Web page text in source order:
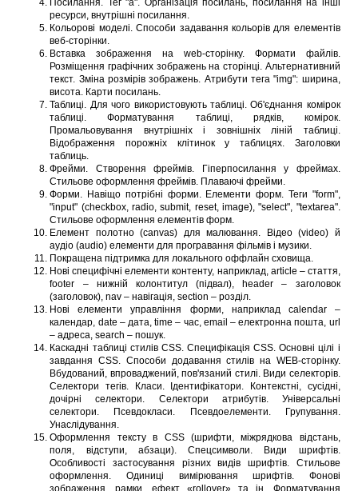
Посилання. Тег "a". Організація посилань, посилання на інші
ресурси, внутрішні посилання.
Кольорові моделі. Способи задавання кольорів для елементів
веб-сторінки.
Вставка зображення на web-сторінку. Формати файлів.
Розміщення графічних зображень на сторінці. Альтернативний
текст. Зміна розмірів зображень. Атрибути тега "img": ширина,
висота. Карти посилань.
Таблиці. Для чого використовують таблиці. Об'єднання комірок
таблиці. Форматування таблиці, рядків, комірок.
Промальовування внутрішніх і зовнішніх ліній таблиці.
Відображення порожніх клітинок у таблицях. Заголовки
таблиць.
Фрейми. Створення фреймів. Гіперпосилання у фреймах.
Стильове оформлення фреймів. Плаваючі фрейми.
Форми. Навіщо потрібні форми. Елементи форм. Теги "form",
"input" (checkbox, radio, submit, reset, image), "select", "textarea".
Стильове оформлення елементів форм.
Елемент полотно (canvas) для малювання. Відео (video) й
аудіо (audio) елементи для програвання фільмів і музики.
Покращена підтримка для локального оффлайн сховища.
Нові специфічні елементи контенту, наприклад, article – стаття,
footer – нижній колонтитул (підвал), header – заголовок
(заголовок), nav – навігація, section – розділ.
Нові елементи управління форми, наприклад calendar –
календар, date – дата, time – час, email – електронна пошта, url
– адреса, search – пошук.
Каскадні таблиці стилів CSS. Специфікація CSS. Основні цілі і
завдання CSS. Способи додавання стилів на WEB-сторінку.
Вбудований, впроваджений, пов'язаний стилі. Види селекторів.
Селектори тегів. Класи. Ідентифікатори. Контекстні, сусідні,
дочірні селектори. Селектори атрибутів. Універсальні
селектори. Псевдокласи. Псевдоелементи. Групування.
Унаслідування.
Оформлення тексту в CSS (шрифти, міжрядкова відстань,
поля, відступи, абзаци). Спецсимволи. Види шрифтів.
Особливості застосування різних видів шрифтів. Стильове
оформлення. Одиниці вимірювання шрифтів. Фонові